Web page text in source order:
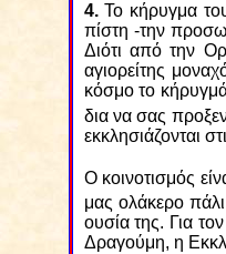
4.Το κήρυγμα
πίστη -την
Διότι από την
αγιορείτης
κόσμο το
δια να σας
εκκλησιάζονται
Ο κοινοτισμός
μας ολάκερο
ουσία της. Για
Δραγούμη, η